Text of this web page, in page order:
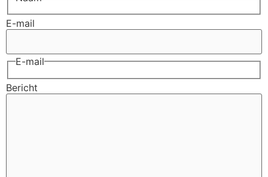
E-mail
E-mail
Bericht